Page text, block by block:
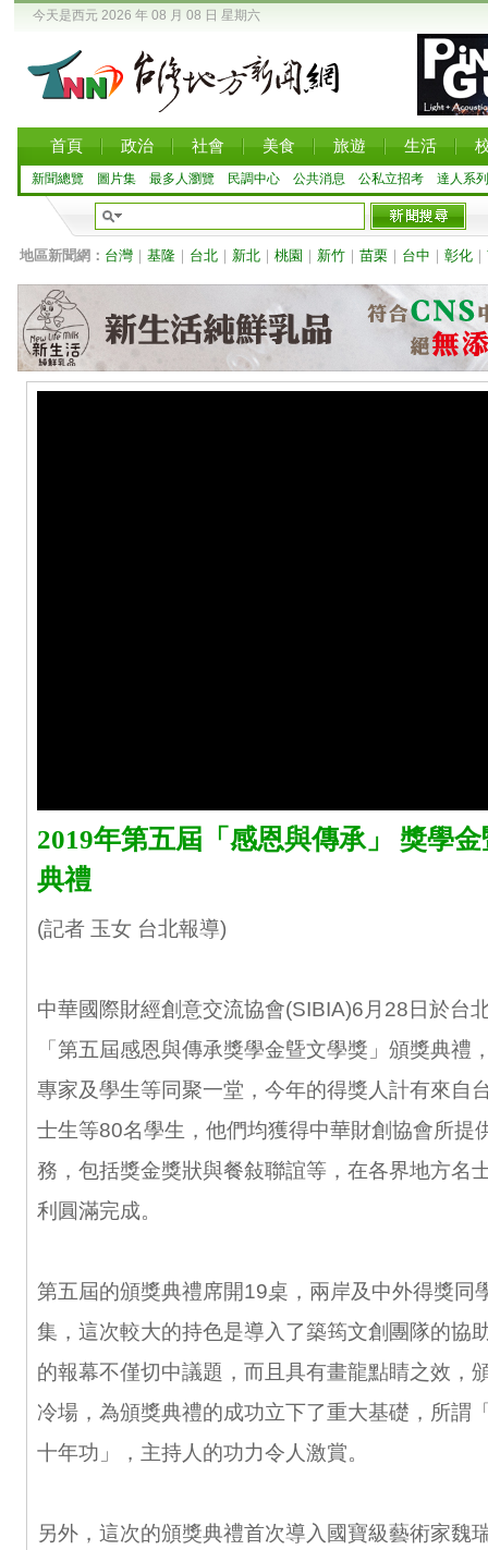
今天是西元 2026 年 08 月 08 日 星期六
首頁 政治 社會 美食 旅遊 生活
新聞總覽 圖片集 最多人瀏覽 民調中心 公共消息 公私立招考 達人系列
地區新聞網： 台灣｜ 基隆｜ 台北｜ 新北｜ 桃園 新竹｜ 苗栗｜ 台中 彰化｜
2019年第五屆「感恩與傳承」 獎學
典禮
(記者 玉女 台北報導)
中華國際財經創意交流協會(SIBIA)6月28日於台
「第五屆感恩與傳承獎學金曁文學獎」頒獎典禮
專家及學生等同聚一堂，今年的得獎人計有來自
士生等80名學生，他們均獲得中華財創協會所提
務，包括獎金獎狀與餐敍聯誼等，在各界地方名
利圓滿完成。
第五屆的頒獎典禮席開19桌，兩岸及中外得獎同
集，這次較大的持色是導入了築筠文創團隊的協
的報幕不僅切中議題，而且具有畫龍點睛之效，
冷場，為頒獎典禮的成功立下了重大基礎，所謂
十年功」，主持人的功力令人激賞。
另外，這次的頒獎典禮首次導入國寶級藝術家魏